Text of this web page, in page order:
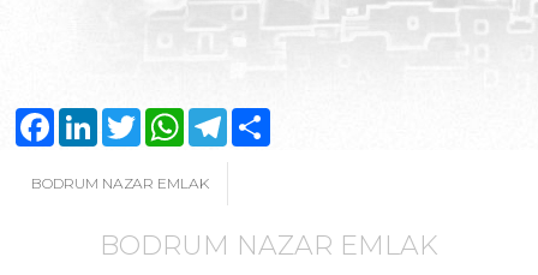
BODRUM NAZAR EMLAK
FacebookLinkedInTwitter WhatsAppTelegram
BODRUM NAZAR EMLAK